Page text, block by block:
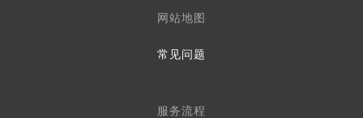
网站地图
常见问题
服务流程